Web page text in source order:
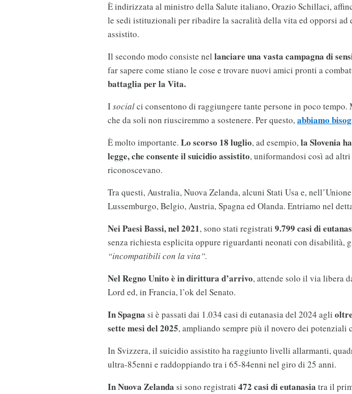
È indirizzata al ministro della Salute italiano, Orazio Schillaci,
le sedi istituzionali per ribadire la sacralità della vita ed opporsi ad
assistito.
Il secondo modo consiste nel lanciare una vasta campagna di
far sapere come stiano le cose e trovare nuovi amici pronti a
battaglia per la Vita.
Isocialci consentono di raggiungere tante persone in poco tempo.
che da soli non riusciremmo a sostenere. Per questo,abbiamo
È molto importante. Lo scorso 18 luglio, ad esempio,la Slovenia
legge, che consente il suicidio assistito, uniformandosi così ad altri
riconoscevano.
Tra questi, Australia, Nuova Zelanda, alcuni Stati Usa e,
Lussemburgo, Belgio, Austria, Spagna ed Olanda. Entriamo nel
Nei Paesi Bassi, nel 2021, sono stati registrati 9.799 casi di
senza richiesta esplicita oppure riguardanti neonati con disabilità,
“incompatibili con la vita”.
Nel Regno Unito è in dirittura d’arrivo, attende solo il via libera
Lord ed, in Francia, l’ok del Senato.
In Spagna si è passati dai 1.034 casi di eutanasia del 2024 agli
sette mesi del 2025, ampliando sempre più il novero dei potenziali
In Svizzera, il suicidio assistito ha raggiunto livelli allarmanti,
ultra-85enni e raddoppiando tra i 65-84enni nel giro di 25 anni.
In Nuova Zelanda si sono registrati 472 casi di eutanasia tra il